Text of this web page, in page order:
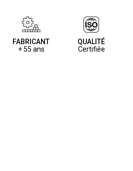
FABRICANT
+ 55 ans
QUALITÉ
Certifiée